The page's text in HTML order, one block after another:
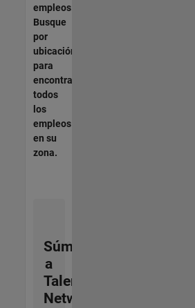
empleos.
Busque
por
ubicación
para
encontrar
todos
los
empleos
en su
zona.
Súmese
a
Talent
Network